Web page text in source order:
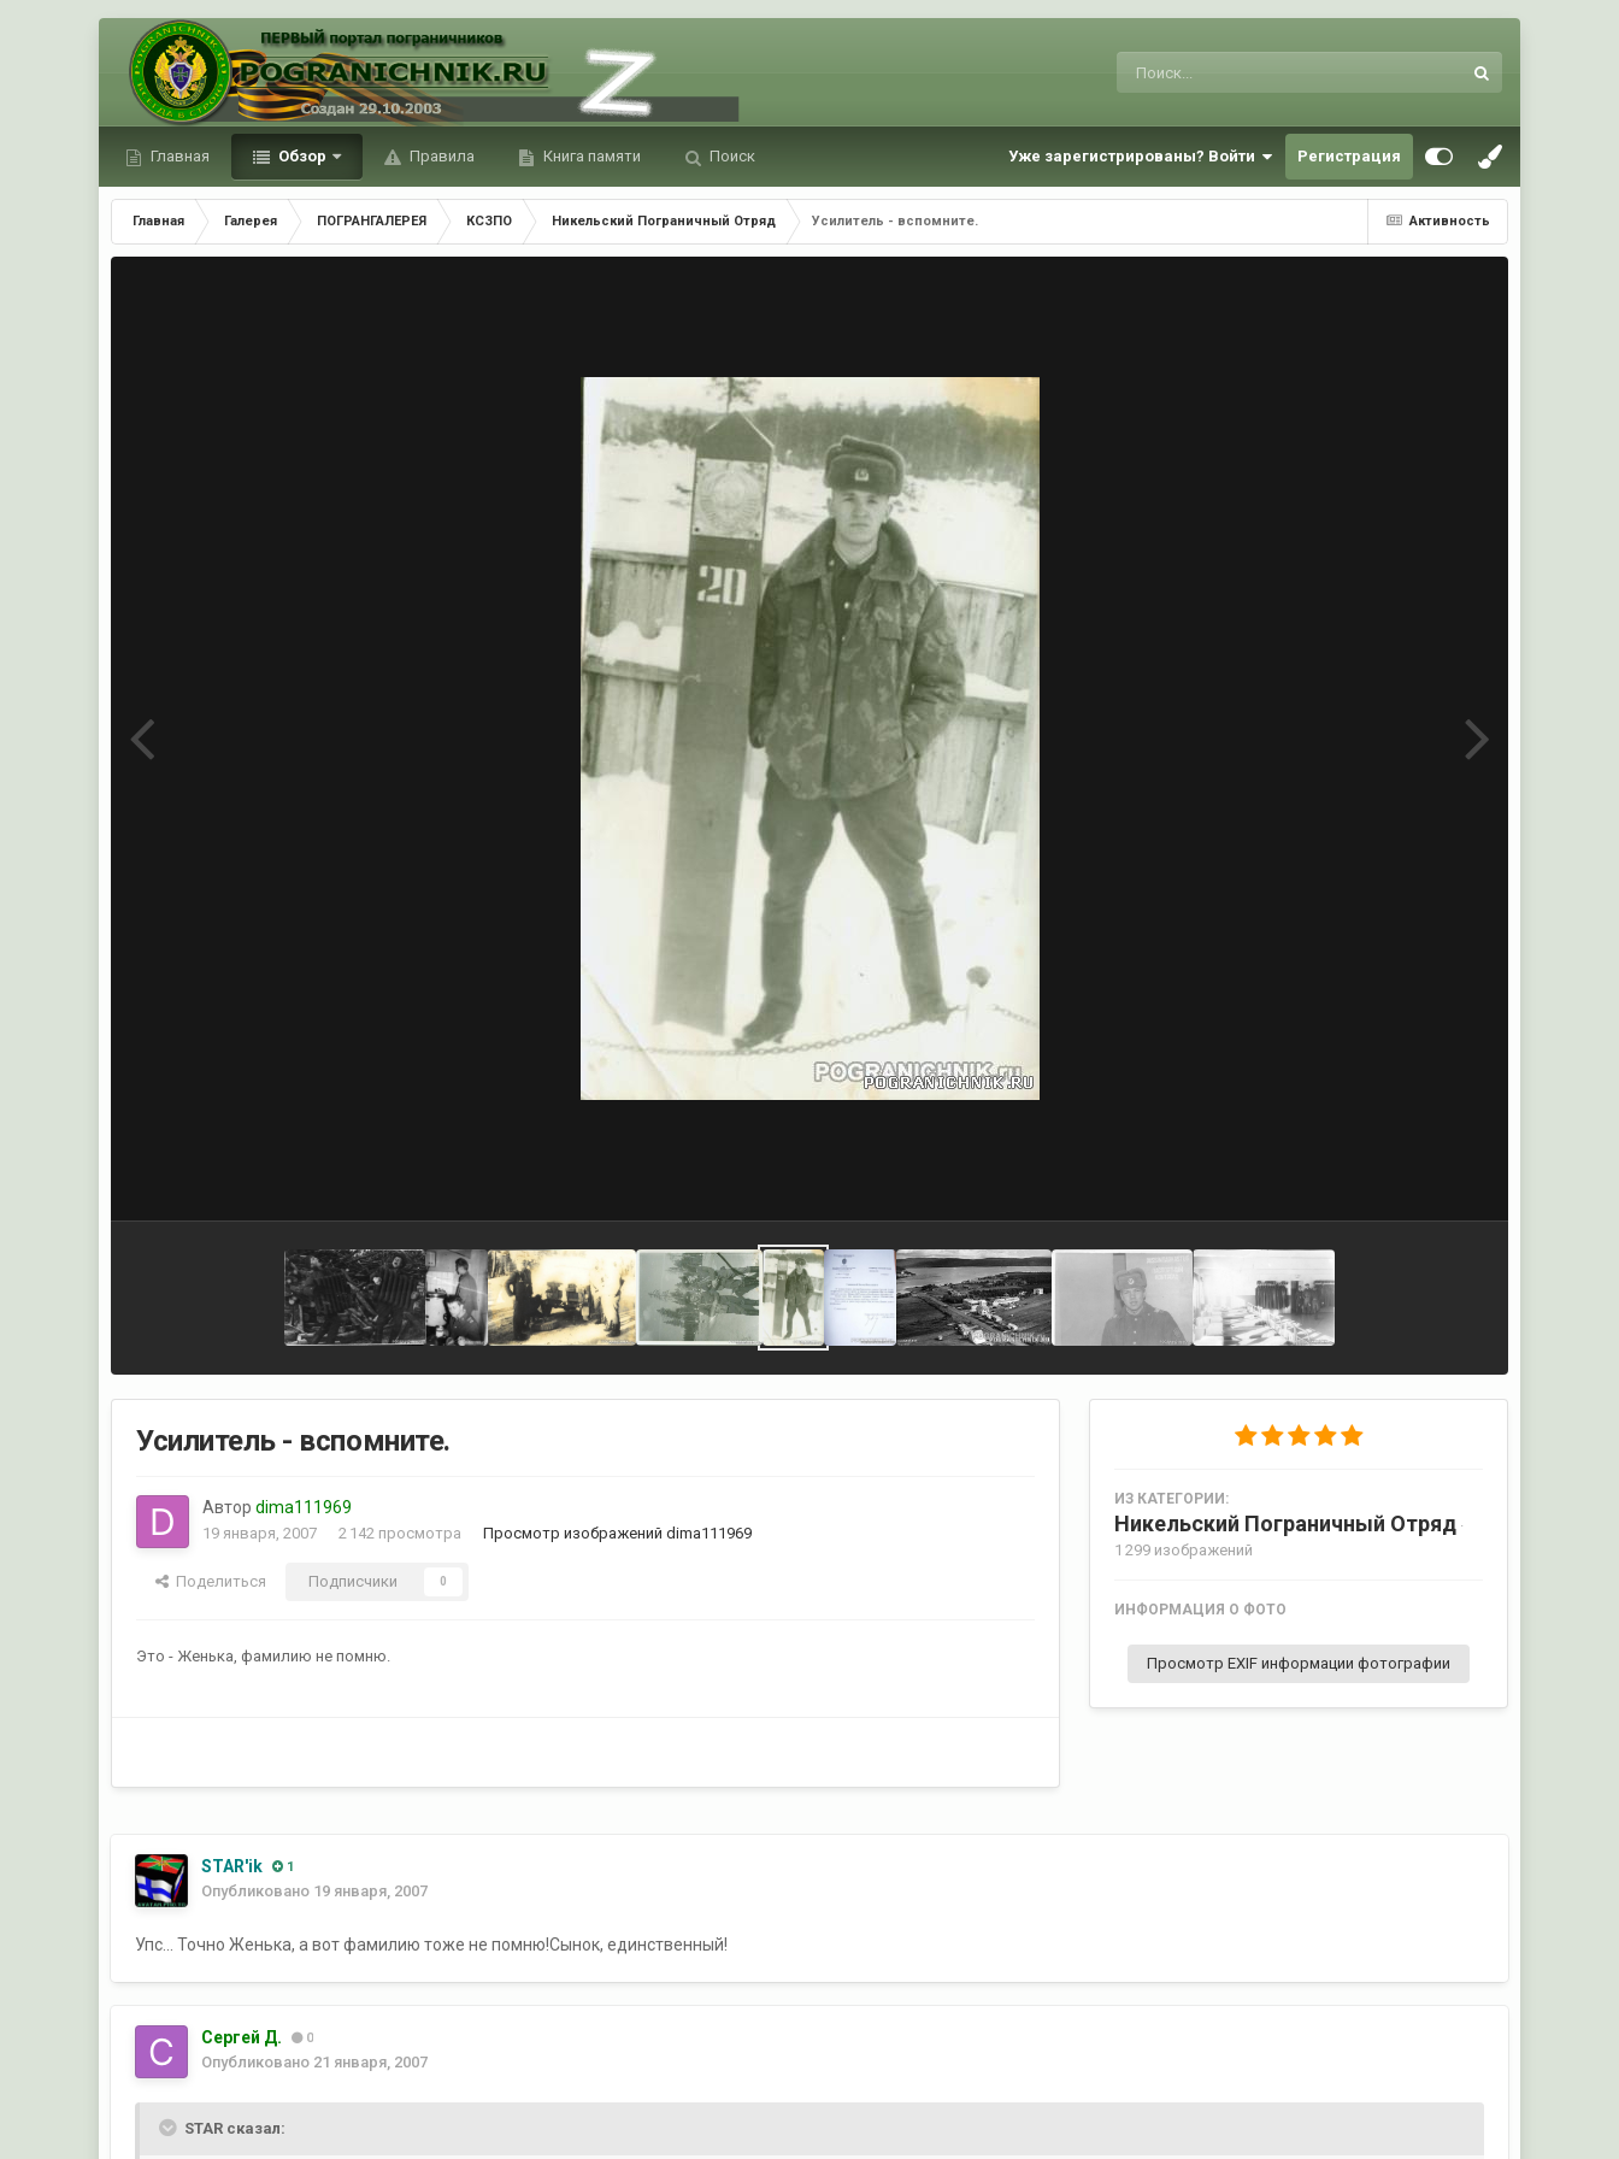
Главная Обзор Правила Книга памяти Поиск Уже зарегистрированы? Войти Регистрация
Активность
Главная Галерея ПОГРАНГАЛЕРЕЯ КСЗПО Никельский Пограничный Отряд Усилитель - вспомните.
Усилитель - вспомните.
Авторdima111969
19 января, 2007 2 142 просмотра Просмотр изображений dima111969
Поделиться Подписчики 0
Это - Женька, фамилию не помню.
ИЗ КАТЕГОРИИ:
Никельский Пограничный Отряд ·
1 299 изображений
ИНФОРМАЦИЯ О ФОТО
Просмотр EXIF информации фотографии
STAR'ik 1
Опубликовано 19 января, 2007
Упс... Точно Женька, а вот фамилию тоже не помню!Сынок, единственный!
Сергей Д. 0
Опубликовано 21 января, 2007
STAR сказал: